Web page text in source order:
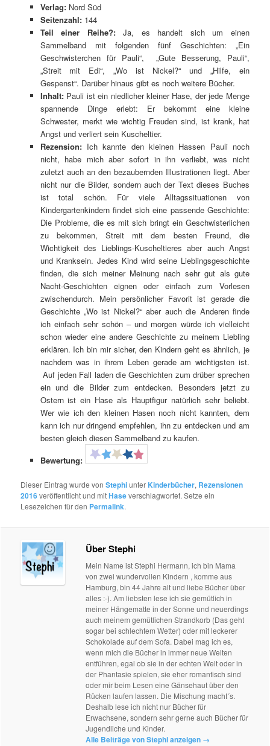
Verlag: Nord Süd
Seitenzahl:144
Teil einer Reihe?:Ja, es handelt sich um einen
Sammelband mit folgenden fünf Geschichten: „Ein
Geschwisterchen für Pauli“, „Gute Besserung, Pauli“,
„Streit mit Edi“, „Wo ist Nickel?“ und „Hilfe, ein
Gespenst“. Darüber hinaus gibt es noch weitere Bücher.
Inhalt: Pauli ist ein niedlicher kleiner Hase, der jede Menge
spannende Dinge erlebt: Er bekommt eine kleine
Schwester, merkt wie wichtig Freuden sind, ist krank, hat
Angst und verliert sein Kuscheltier.
Rezension: Ich kannte den kleinen Hassen Pauli noch
nicht, habe mich aber sofort in ihn verliebt, was nicht
zuletzt auch an den bezaubernden Illustrationen liegt. Aber
nicht nur die Bilder, sondern auch der Text dieses Buches
ist total schön. Für viele Alltagssituationen von
Kindergartenkindern findet sich eine passende Geschichte:
Die Probleme, die es mit sich bringt ein Geschwisterlichen
zu bekommen, Streit mit dem besten Freund, die
Wichtigkeit des Lieblings-Kuscheltieres aber auch Angst
und Kranksein. Jedes Kind wird seine Lieblingsgeschichte
finden, die sich meiner Meinung nach sehr gut als gute
Nacht-Geschichten eignen oder einfach zum Vorlesen
zwischendurch. Mein persönlicher Favorit ist gerade die
Geschichte „Wo ist Nickel?“ aber auch die Anderen finde
ich einfach sehr schön – und morgen würde ich vielleicht
schon wieder eine andere Geschichte zu meinem Liebling
erklären. Ich bin mir sicher, den Kindern geht es ähnlich, je
nachdem was in ihrem Leben gerade am wichtigsten ist.
Auf jeden Fall laden die Geschichten zum drüber sprechen
ein und die Bilder zum entdecken. Besonders jetzt zu
Ostern ist ein Hase als Hauptfigur natürlich sehr beliebt.
Wer wie ich den kleinen Hasen noch nicht kannten, dem
kann ich nur dringend empfehlen, ihn zu entdecken und am
besten gleich diesen Sammelband zu kaufen.
Bewertung:
Dieser Eintrag wurde vonStephiunter Kinderbücher, Rezensionen
2016veröffentlicht und mitHaseverschlagwortet. Setze ein
Lesezeichen für den Permalink.
Über Stephi
Mein Name ist Stephi Hermann, ich bin Mama
von zwei wundervollen Kindern , komme aus
Hamburg, bin 44 Jahre alt und liebe Bücher über
alles :-). Am liebsten lese ich sie gemütlich in
meiner Hängematte in der Sonne und neuerdings
auch meinem gemütlichen Strandkorb (Das geht
sogar bei schlechtem Wetter) oder mit leckerer
Schokolade auf dem Sofa. Dabei mag ich es,
wenn mich die Bücher in immer neue Welten
entführen, egal ob sie in der echten Welt oder in
der Phantasie spielen, sie eher romantisch sind
oder mir beim Lesen eine Gänsehaut über den
Rücken laufen lassen. Die Mischung macht´s.
Deshalb lese ich nicht nur Bücher für
Erwachsene, sondern sehr gerne auch Bücher für
Jugendliche und Kinder.
Alle Beiträge von Stephi anzeigen →